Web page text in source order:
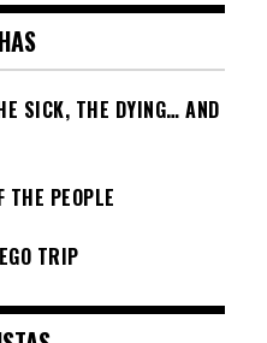
SICK, THE DYING… AND
THE PEOPLE
TRIP